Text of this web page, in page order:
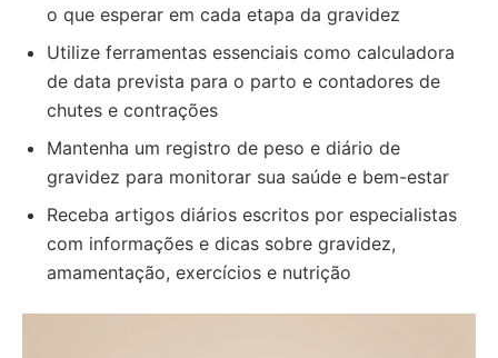
o que esperar em cada etapa da gravidez
Utilize ferramentas essenciais como calculadora
de data prevista para o parto e contadores de
chutes e contrações
Mantenha um registro de peso e diário de
gravidez para monitorar sua saúde e bem-estar
Receba artigos diários escritos por especialistas
com informações e dicas sobre gravidez,
amamentação, exercícios e nutrição